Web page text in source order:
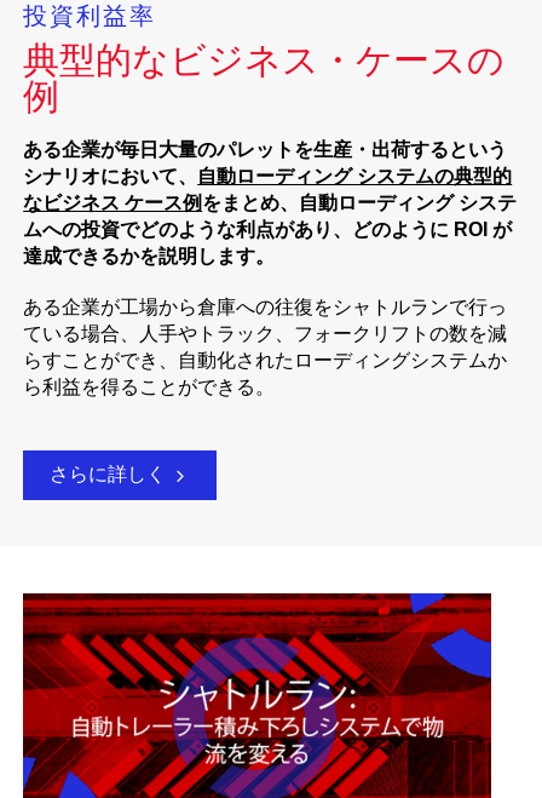
投資利益率
典型的なビジネス・ケースの
例
ある企業が毎日大量のパレットを生産・出荷するという
シナリオにおいて、
自動ローディング システムの典型的
なビジネス ケース例 をまとめ、自動ローディング システ
ムへの投資でどのような利点があり、どのように ROI が
達成できるかを説明します。
ある企業が工場から倉庫への往復をシャトルランで行っ
ている場合、人手やトラック、フォークリフトの数を減
らすことができ、自動化されたローディングシステムか
ら利益を得ることができる。
さらに詳しく